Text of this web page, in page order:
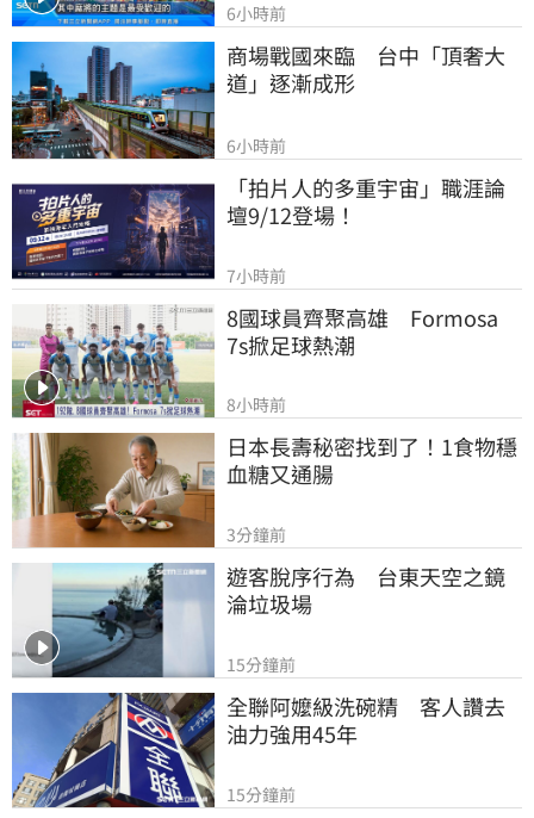
6小時前
商場戰國來臨　台中「頂奢大
道」逐漸成形
6小時前
「拍片人的多重宇宙」職涯論
壇9/12登場！
7小時前
8國球員齊聚高雄　Formosa
7s掀足球熱潮
8小時前
日本長壽秘密找到了！1食物穩
血糖又通腸
3分鐘前
遊客脫序行為　台東天空之鏡
淪垃圾場
15分鐘前
全聯阿嬤級洗碗精　客人讚去
油力強用45年
15分鐘前